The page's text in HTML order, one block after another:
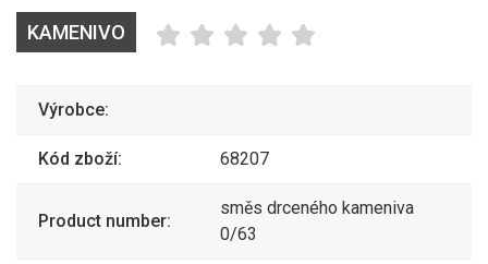
KAMENIVO
Výrobce:
Kód zboží: 68207
Product number:
směs drceného kameniva
0/63